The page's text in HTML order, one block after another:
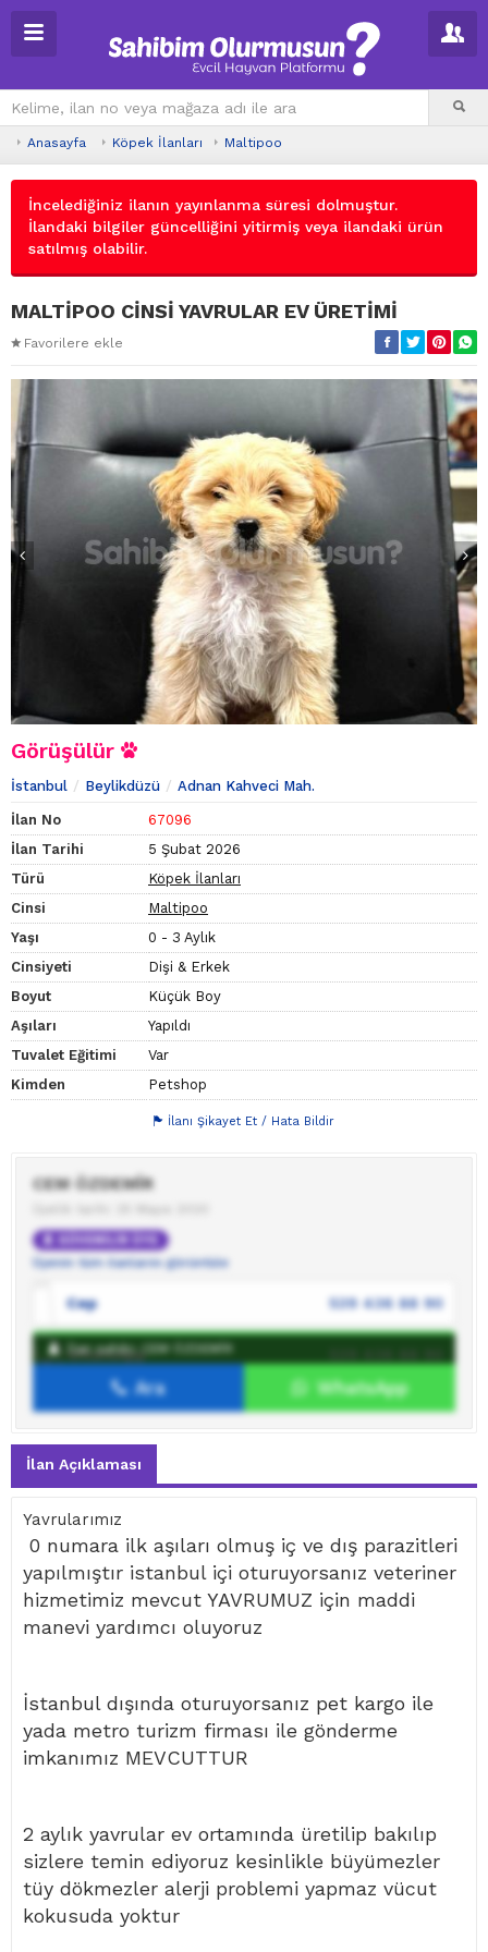
Anasayfa Köpek İlanları Maltipoo
İncelediğiniz ilanın yayınlanma süresi dolmuştur.
İlandaki bilgiler güncelliğini yitirmiş veya ilandaki ürün
satılmış olabilir.
MALTİPOO CİNSİ YAVRULAR EV ÜRETİMİ
Favorilere ekle
Görüşülür
İstanbul Beylikdüzü Adnan Kahveci Mah.
İlan No
67096
İlan Tarihi
5 Şubat 2026
Türü
Köpek İlanları
Cinsi
Maltipoo
Yaşı
0 - 3 Aylık
Cinsiyeti
Dişi & Erkek
Boyut
Küçük Boy
Aşıları
Yapıldı
Tuvalet Eğitimi
Var
Kimden
Petshop
İlanı Şikayet Et / Hata Bildir
CEM ÖZDEMİR
Üyenin tüm ilanlarını görüntüle
Cep 539 436 88 90
WhatsApp
İlan sahibine mesaj gönder
İlan sahibi: CEM ÖZDEMİR
Ara WhatsApp
İlan Açıklaması
Yavrularımız
0 numara ilk aşıları olmuş iç ve dış parazitleri
yapılmıştır istanbul içi oturuyorsanız veteriner
hizmetimiz mevcut YAVRUMUZ için maddi
manevi yardımcı oluyoruz
İstanbul dışında oturuyorsanız pet kargo ile
yada metro turizm firması ile gönderme
imkanımız MEVCUTTUR
2 aylık yavrular ev ortamında üretilip bakılıp
sizlere temin ediyoruz kesinlikle büyümezler
tüy dökmezler alerji problemi yapmaz vücut
kokusuda yoktur